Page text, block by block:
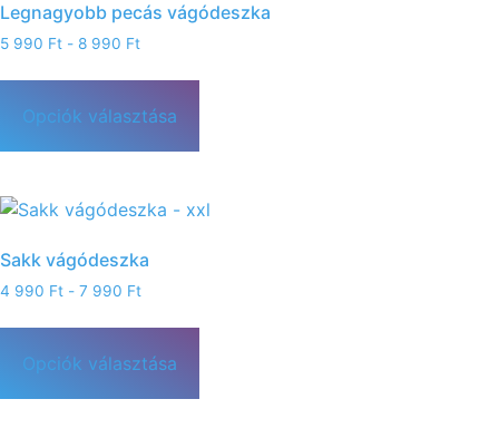
Legnagyobb pecás vágódeszka
5 990 Ft - 8 990 Ft
Opciók választása
Sakk vágódeszka
4 990 Ft - 7 990 Ft
Opciók választása